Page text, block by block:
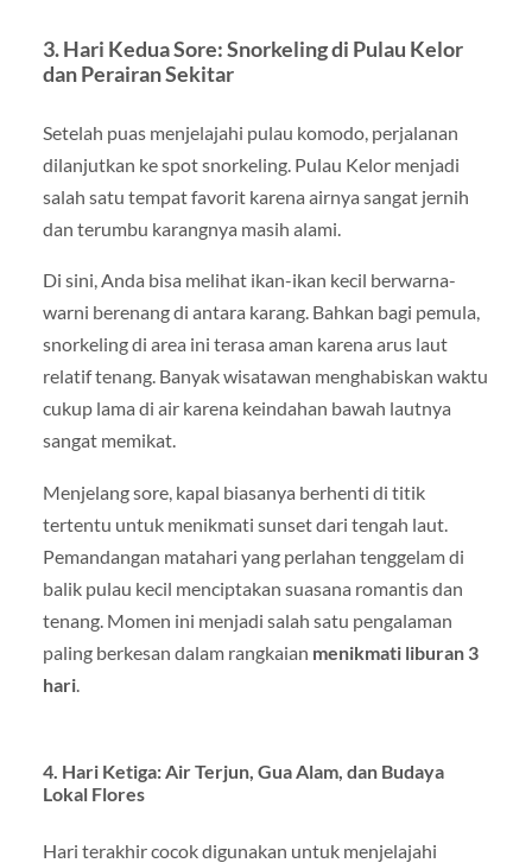
3. Hari Kedua Sore: Snorkeling di Pulau Kelor
dan Perairan Sekitar
Setelah puas menjelajahi pulau komodo, perjalanan
dilanjutkan ke spot snorkeling. Pulau Kelor menjadi
salah satu tempat favorit karena airnya sangat jernih
dan terumbu karangnya masih alami.
Di sini, Anda bisa melihat ikan-ikan kecil berwarna-
warni berenang di antara karang. Bahkan bagi pemula,
snorkeling di area ini terasa aman karena arus laut
relatif tenang. Banyak wisatawan menghabiskan waktu
cukup lama di air karena keindahan bawah lautnya
sangat memikat.
Menjelang sore, kapal biasanya berhenti di titik
tertentu untuk menikmati sunset dari tengah laut.
Pemandangan matahari yang perlahan tenggelam di
balik pulau kecil menciptakan suasana romantis dan
tenang. Momen ini menjadi salah satu pengalaman
paling berkesan dalam rangkaian menikmati liburan 3
hari.
4. Hari Ketiga: Air Terjun, Gua Alam, dan Budaya
Lokal Flores
Hari terakhir cocok digunakan untuk menjelajahi